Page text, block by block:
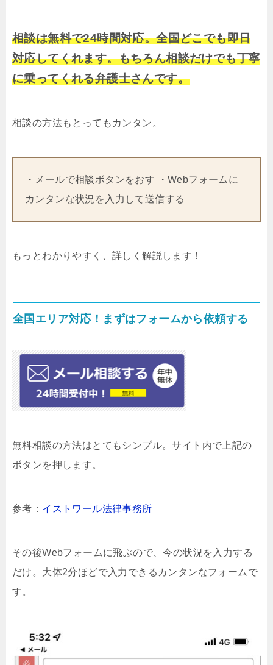
相談は無料で24時間対応。全国どこでも即日
対応してくれます。もちろん相談だけでも丁寧
に乗ってくれる弁護士さんです。
相談の方法もとってもカンタン。
・メールで相談ボタンをおす ・Webフォームに
カンタンな状況を入力して送信する
もっとわかりやすく、詳しく解説します！
全国エリア対応！まずはフォームから依頼する
無料相談の方法はとてもシンプル。サイト内で上記の
ボタンを押します。
参考： イストワール法律事務所
その後Webフォームに飛ぶので、今の状況を入力する
だけ。大体2分ほどで入力できるカンタンなフォームで
す。